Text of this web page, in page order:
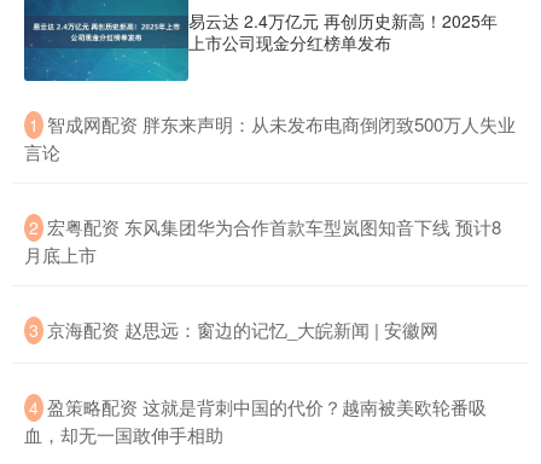
易云达 2.4万亿元 再创历史新高！2025年
上市公司现金分红榜单发布
1 ​智成网配资 胖东来声明：从未发布电商倒闭致500万人失业
言论
2 ​宏粤配资 东风集团华为合作首款车型岚图知音下线 预计8
月底上市
3 ​京海配资 赵思远：窗边的记忆_大皖新闻 | 安徽网
4 ​盈策略配资 这就是背刺中国的代价？越南被美欧轮番吸
血，却无一国敢伸手相助